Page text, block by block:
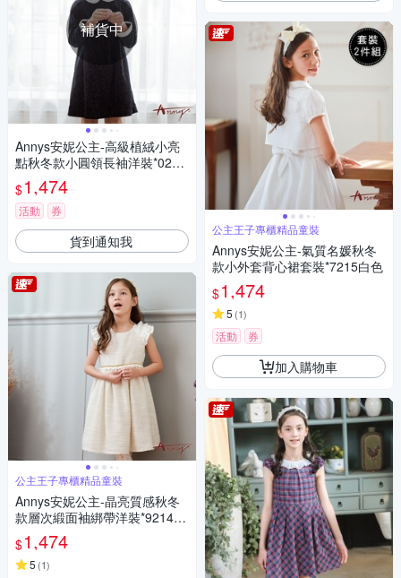
補貨中
Annys安妮公主-高級植絨小亮
點秋冬款小圓領長袖洋裝*0222
藍色
$1,474
活動 券
貨到通知我
公主王子專櫃精品童裝
Annys安妮公主-晶亮質感秋冬
款層次緞面袖綁帶洋裝*9214米
白
$1,474
5 (1)
公主王子專櫃精品童裝
Annys安妮公主-氣質名媛秋冬
款小外套背心裙套裝*7215白色
$1,474
5 (1)
活動 券
加入購物車